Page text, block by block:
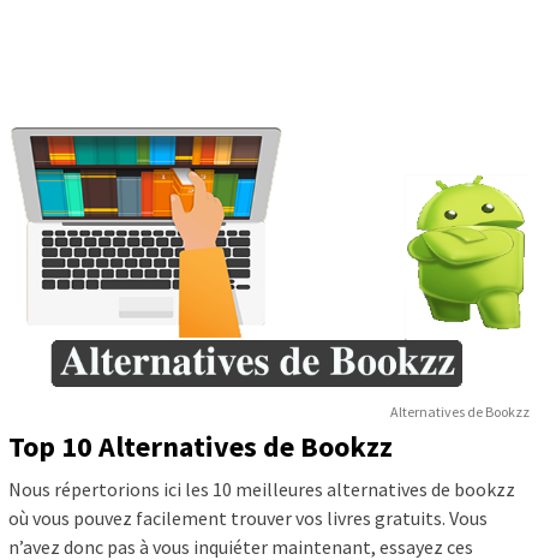
Alternatives de Bookzz
Top 10 Alternatives de Bookzz
Nous répertorions ici les 10 meilleures alternatives de bookzz
où vous pouvez facilement trouver vos livres gratuits. Vous
n’avez donc pas à vous inquiéter maintenant, essayez ces